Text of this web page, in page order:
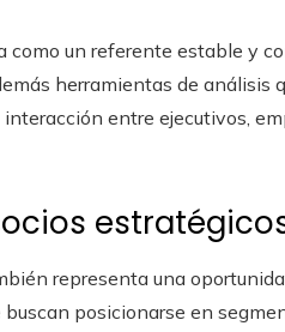
como un referente estable y
herramientas de análisis
entre ejecutivos,
representa una
posicionarse en